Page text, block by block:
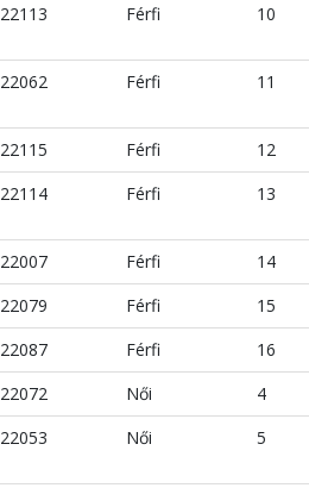
22113 Férfi 10
22062 Férfi 11
22115 Férfi
12
22114 Férfi 13
22007 Férfi
14
22079 Férfi
15
22087 Férfi
16
22072 Női
4
22053 Női 5